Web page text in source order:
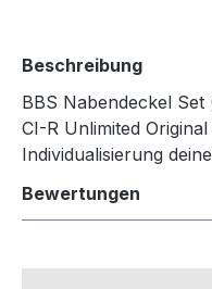
Beschreibung
BBS Nabendeckel
CI-R Unlimited
Individualisierung
Bewertungen